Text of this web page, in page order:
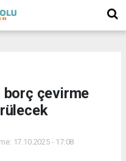
borç çevirme
17.10.2025 - 17:08